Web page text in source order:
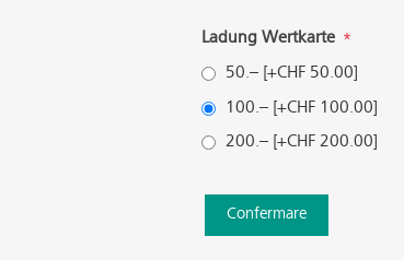
Ladung Wertkarte *
50.– [+CHF 50.00]
100.– [+CHF 100.00]
200.– [+CHF 200.00]
Confermare